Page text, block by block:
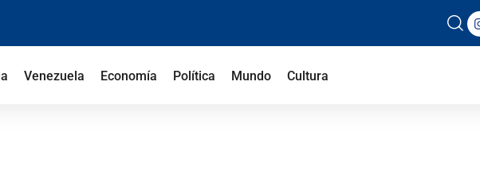
Venezuela Economía Política Mundo Cultura